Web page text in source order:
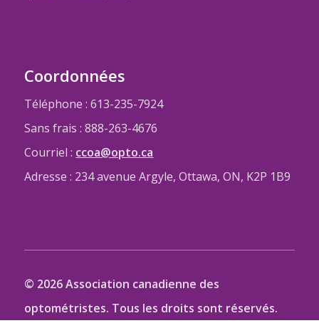
Coordonnées
Téléphone : 613-235-7924
Sans frais : 888-263-4676
Courriel : ccoa@opto.ca
Adresse : 234 avenue Argyle, Ottawa, ON, K2P 1B9
© 2026 Association canadienne des
optométristes. Tous les droits sont réservés.